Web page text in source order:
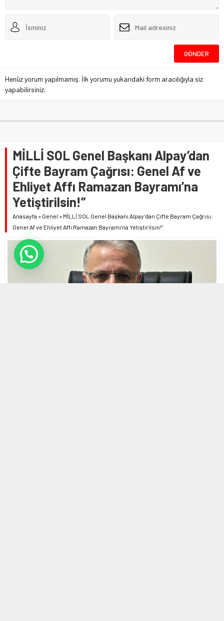
Henüz yorum yapılmamış. İlk yorumu yukarıdaki form aracılığıyla siz
yapabilirsiniz.
MİLLİ SOL Genel Başkanı Alpay’dan
Çifte Bayram Çağrısı: Genel Af ve
Ehliyet Affı Ramazan Bayramı’na
Yetiştirilsin!”
Anasayfa » Genel » MİLLİ SOL Genel Başkanı Alpay’dan Çifte Bayram Çağrısı:
Genel Af ve Ehliyet Affı Ramazan Bayramı’na Yetiştirilsin!”